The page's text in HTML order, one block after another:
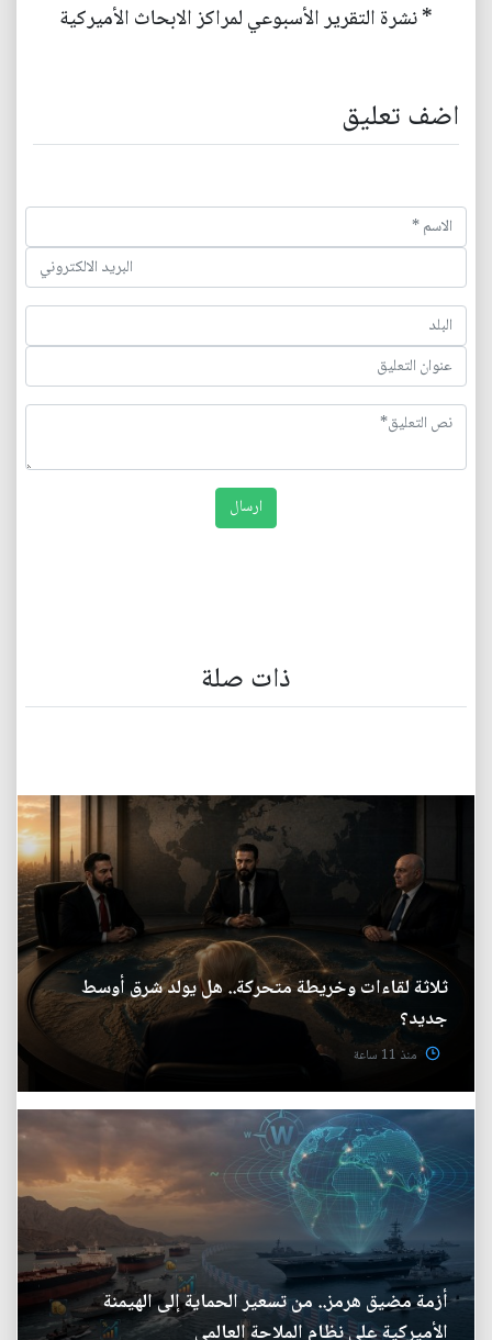
* نشرة التقرير الأسبوعي لمراكز الابحاث الأميركية
اضف تعليق
ذات صلة
ثلاثة لقاءات وخريطة متحركة.. هل يولد شرق أوسط
جديد؟
منذ 11 ساعة
أزمة مضيق هرمز.. من تسعير الحماية إلى الهيمنة